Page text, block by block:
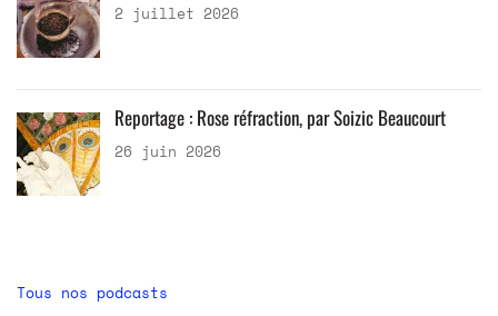
2 juillet 2026
Reportage : Rose réfraction, par Soizic Beaucourt
26 juin 2026
Tous nos podcasts